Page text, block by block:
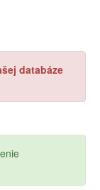
databáze